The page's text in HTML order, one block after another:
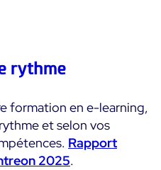
rythme
formation en e-learning,
et selon vos
Rapport
2025.